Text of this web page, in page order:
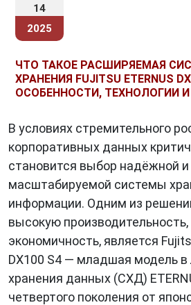
14
2025
ЧТО ТАКОЕ РАСШИРЯЕМАЯ
ХРАНЕНИЯ FUJITSU ETERNUS
ОСОБЕННОСТИ, ТЕХНОЛОГИИ
В условиях стремительного
корпоративных данных
становится выбор надёжной и
масштабируемой системы
информации. Одним из
высокую
экономичность, является
DX100 S4 — младшая модель в
хранения данных (СХД)
четвертого поколения от